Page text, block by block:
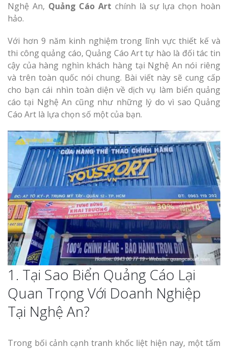
Nghệ An, Quảng Cáo Art chính là sự lựa chọn hoàn
hảo.
Với hơn 9 năm kinh nghiệm trong lĩnh vực thiết kế và
thi công quảng cáo, Quảng Cáo Art tự hào là đối tác tin
cậy của hàng nghìn khách hàng tại Nghệ An nói riêng
và trên toàn quốc nói chung. Bài viết này sẽ cung cấp
cho bạn cái nhìn toàn diện về dịch vụ làm biển quảng
cáo tại Nghệ An cũng như những lý do vì sao Quảng
Cáo Art là lựa chọn số một của bạn.
1. Tại Sao Biển Quảng Cáo Lại
Quan Trọng Với Doanh Nghiệp
Tại Nghệ An?
Trong bối cảnh cạnh tranh khốc liệt hiện nay, một tấm